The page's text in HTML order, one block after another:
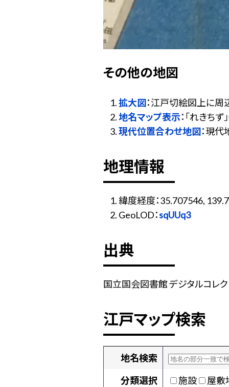
その他の地図
拡大図：江戸切絵図上に周
地名マップ表示：「れきち
現代位置合わせ地図：現
地理情報
緯度経度：35.707546,
GeoLOD：sqUUq3
出典
国立国会図書館 デジタルコレク
江戸マップ検索
地名検索
分類選択
施設
屋敷